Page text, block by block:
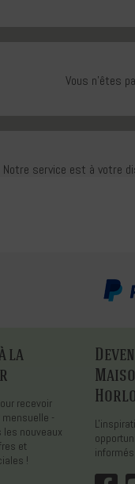
Vous n'êtes
Notre service est à votre
la
recevoir
-
les nouveaux
et
!
informés